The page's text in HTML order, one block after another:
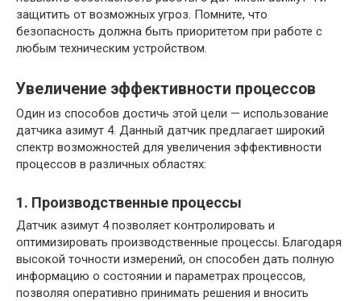
защитить от возможных угроз. Помните, что
безопасность должна быть приоритетом при работе с
любым техническим устройством.
Увеличение эффективности процессов
Один из способов достичь этой цели — использование
датчика азимут 4. Данный датчик предлагает широкий
спектр возможностей для увеличения эффективности
процессов в различных областях:
1. Производственные процессы
Датчик азимут 4 позволяет контролировать и
оптимизировать производственные процессы. Благодаря
высокой точности измерений, он способен дать полную
информацию о состоянии и параметрах процессов,
позволяя оперативно принимать решения и вносить